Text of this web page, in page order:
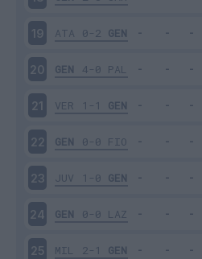
19 ATA 0-2 GEN
20 GEN 4-0 PAL
21 VER 1-1 GEN
22 GEN 0-0 FIO
23 JUV 1-0 GEN
24 GEN 0-0 LAZ
25 MIL 2-1 GEN